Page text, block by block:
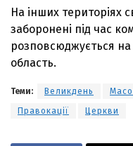
На інших територіях
заборонені під час
розповсюджується
область.
Теми: Великдень
Правокації
Церкви